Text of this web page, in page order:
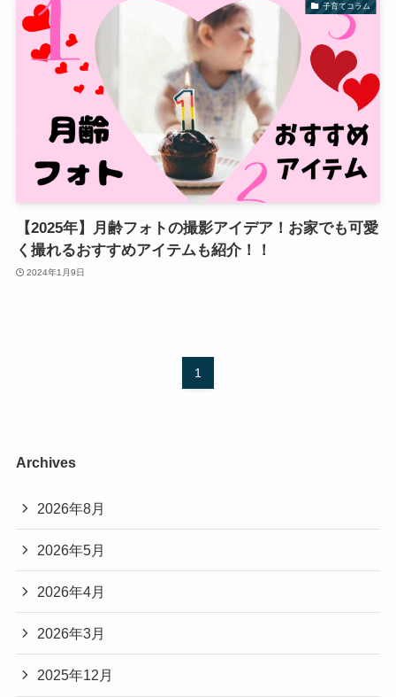
子育てコラム
【2025年】月齢フォトの撮影アイデア！お家でも可愛
く撮れるおすすめアイテムも紹介！！
2024年1月9日
1
Archives
2026年8月
2026年5月
2026年4月
2026年3月
2025年12月